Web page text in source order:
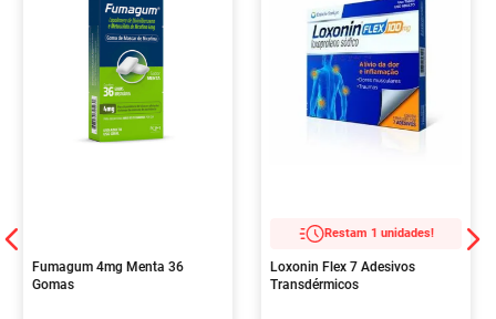
Fumagum 4mg Menta 36
Gomas
Restam 1 unidades!
Loxonin Flex 7 Adesivos
Transdérmicos